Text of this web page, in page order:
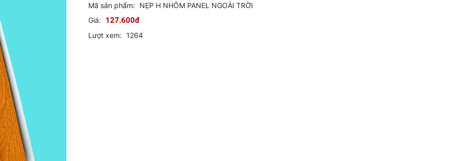
Mã sản phẩm:
NẸP H NHÔM PANEL NGOÀI TRỜI
Giá:
127.600đ
Lượt xem: 1264